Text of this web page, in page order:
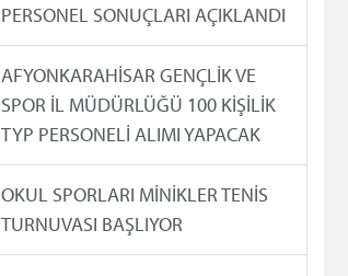
PERSONEL SONUÇLARI AÇIKLANDI
AFYONKARAHİSAR GENÇLİK VE
SPOR İL MÜDÜRLÜĞÜ 100 KİŞİLİK
TYP PERSONELİ ALIMI YAPACAK
OKUL SPORLARI MİNİKLER TENİS
TURNUVASI BAŞLIYOR